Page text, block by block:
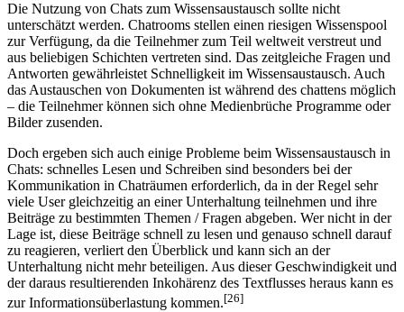
Die Nutzung von Chats zum Wissensaustausch sollte nicht
unterschätzt werden. Chatrooms stellen einen riesigen Wissenspool
zur Verfügung, da die Teilnehmer zum Teil weltweit verstreut und
aus beliebigen Schichten vertreten sind. Das zeitgleiche Fragen und
Antworten gewährleistet Schnelligkeit im Wissensaustausch. Auch
das Austauschen von Dokumenten ist während des chattens möglich
– die Teilnehmer können sich ohne Medienbrüche Programme oder
Bilder zusenden.
Doch ergeben sich auch einige Probleme beim Wissensaustausch in
Chats: schnelles Lesen und Schreiben sind besonders bei der
Kommunikation in Chaträumen erforderlich, da in der Regel sehr
viele User gleichzeitig an einer Unterhaltung teilnehmen und ihre
Beiträge zu bestimmten Themen / Fragen abgeben. Wer nicht in der
Lage ist, diese Beiträge schnell zu lesen und genauso schnell darauf
zu reagieren, verliert den Überblick und kann sich an der
Unterhaltung nicht mehr beteiligen. Aus dieser Geschwindigkeit und
der daraus resultierenden Inkohärenz des Textflusses heraus kann es
zur Informationsüberlastung kommen.[26]